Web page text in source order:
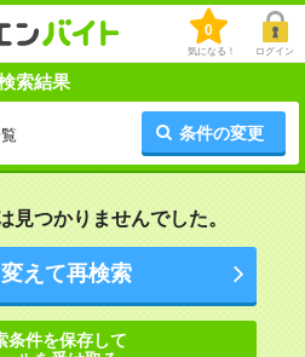
0
気になる！ ログイン
索結果
条件の変更
見つかりませんでした。
えて再検索
条件を保存して